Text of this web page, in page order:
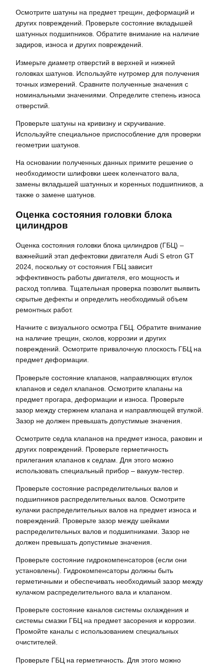
Осмотрите шатуны на предмет трещин, деформаций и
других повреждений. Проверьте состояние вкладышей
шатунных подшипников. Обратите внимание на наличие
задиров, износа и других повреждений.
Измерьте диаметр отверстий в верхней и нижней
головках шатунов. Используйте нутромер для получения
точных измерений. Сравните полученные значения с
номинальными значениями. Определите степень износа
отверстий.
Проверьте шатуны на кривизну и скручивание.
Используйте специальное приспособление для проверки
геометрии шатунов.
На основании полученных данных примите решение о
необходимости шлифовки шеек коленчатого вала,
замены вкладышей шатунных и коренных подшипников, а
также о замене шатунов.
Оценка состояния головки блока
цилиндров
Оценка состояния головки блока цилиндров (ГБЦ) –
важнейший этап дефектовки двигателя Audi S etron GT
2024, поскольку от состояния ГБЦ зависит
эффективность работы двигателя, его мощность и
расход топлива. Тщательная проверка позволит выявить
скрытые дефекты и определить необходимый объем
ремонтных работ.
Начните с визуального осмотра ГБЦ. Обратите внимание
на наличие трещин, сколов, коррозии и других
повреждений. Осмотрите привалочную плоскость ГБЦ на
предмет деформации.
Проверьте состояние клапанов, направляющих втулок
клапанов и седел клапанов. Осмотрите клапаны на
предмет прогара, деформации и износа. Проверьте
зазор между стержнем клапана и направляющей втулкой.
Зазор не должен превышать допустимые значения.
Осмотрите седла клапанов на предмет износа, раковин и
других повреждений. Проверьте герметичность
прилегания клапанов к седлам. Для этого можно
использовать специальный прибор – вакуум-тестер.
Проверьте состояние распределительных валов и
подшипников распределительных валов. Осмотрите
кулачки распределительных валов на предмет износа и
повреждений. Проверьте зазор между шейками
распределительных валов и подшипниками. Зазор не
должен превышать допустимые значения.
Проверьте состояние гидрокомпенсаторов (если они
установлены). Гидрокомпенсаторы должны быть
герметичными и обеспечивать необходимый зазор между
кулачком распределительного вала и клапаном.
Проверьте состояние каналов системы охлаждения и
системы смазки ГБЦ на предмет засорения и коррозии.
Промойте каналы с использованием специальных
очистителей.
Проверьте ГБЦ на герметичность. Для этого можно